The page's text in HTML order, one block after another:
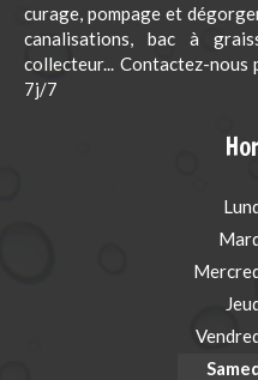
curage, pompage et
canalisations, bac à
collecteur... Contactez-
7j/7